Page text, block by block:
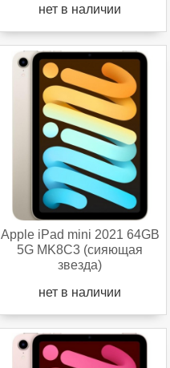
нет в наличии
Apple iPad mini 2021 64GB
5G MK8C3 (сияющая
звезда)
нет в наличии